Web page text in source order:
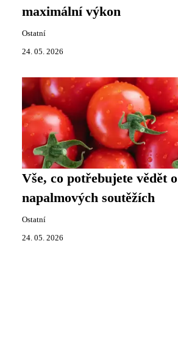
maximální výkon
Ostatní
24. 05. 2026
Vše, co potřebujete vědět o
napalmových soutěžích
Ostatní
24. 05. 2026